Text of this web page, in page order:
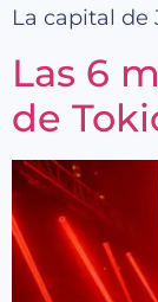
La capital de
Las 6
de